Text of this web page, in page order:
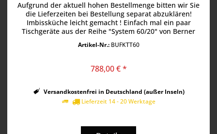
Aufgrund der aktuell hohen Bestellmenge bitten wir Sie
die Lieferzeiten bei Bestellung separat abzuklären!
Imbissküche leicht gemacht ! Einfach mal ein paar
Tischgeräte aus der Reihe "System 60/20" von Berner
Artikel-Nr.:BUFKTT60
788,00 € *
Versandkostenfrei in Deutschland (außer Inseln)
Lieferzeit 14 - 20 Werktage